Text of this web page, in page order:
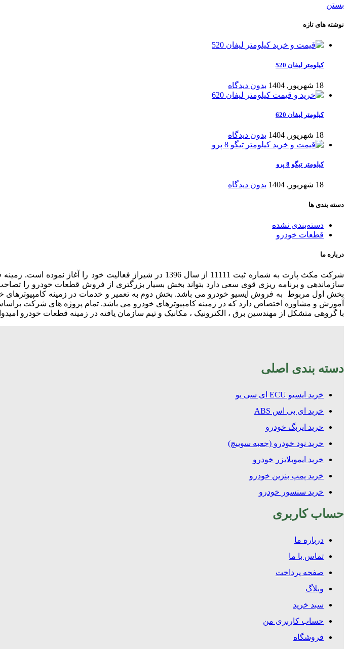
بستن
نوشته های تازه
کیلومتر لیفان 520
18 شهریور, 1404 بدون دیدگاه
کیلومتر لیفان 620
18 شهریور, 1404 بدون دیدگاه
کیلومتر تیگو 8 پرو
18 شهریور, 1404 بدون دیدگاه
دسته بندی ها
دسته‌بندی نشده
قطعات خودرو
درباره ما
شرکت مکث پارت به شماره ثبت 11111 از سال 1396 در شیراز
سازماندهی و برنامه ریزی قوی سعی دارد بتواند بخش بسیار بزرگتری از فروش قطعات خودرو را
آموزش و مشاوره اختصاص دارد که در زمینه کامپیوترهای خودرو می باشد. تمام پروژه های شرکت
با گروهی متشکل از مهندسین برق ، الکترونیک ، مکانیک و تیم سازمان یافته در زمینه قطعات خودرو
دسته بندی اصلی
خرید ایسیو ECU ای سی یو
خرید ای بی اس ABS
خرید ایربگ خودرو
خرید نود خودرو (جعبه سوییچ)
خرید ایموبلایزر خودرو
خرید پمپ بنزین خودرو
خرید سنسور خودرو
حساب کاربری
درباره ما
تماس با ما
صفحه پرداخت
وبلاگ
سبد خرید
حساب کاربری من
فروشگاه